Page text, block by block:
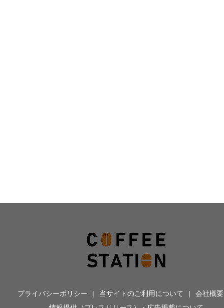
プライバシーポリシー 当サイトのご利用について
会社概要